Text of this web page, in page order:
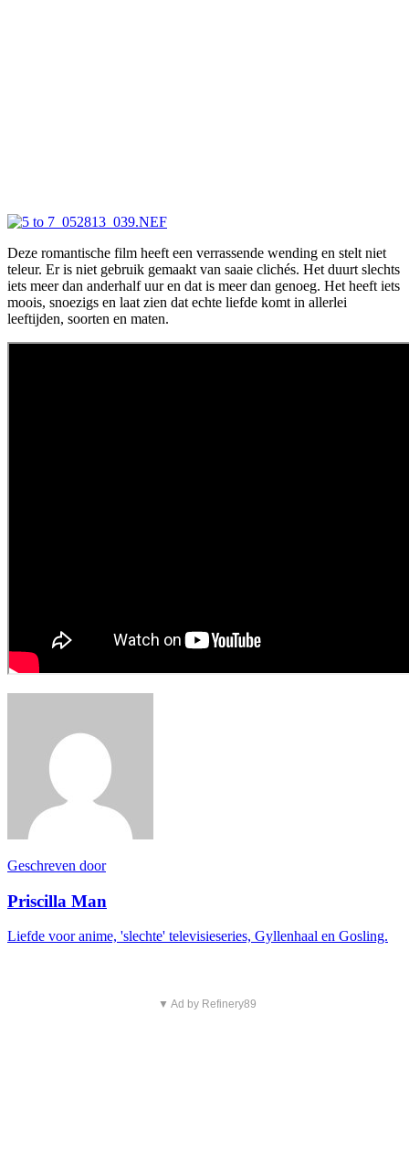
Deze romantische film heeft een verrassende wending en stelt niet
teleur. Er is niet gebruik gemaakt van saaie clichés. Het duurt slechts
iets meer dan anderhalf uur en dat is meer dan genoeg. Het heeft iets
moois, snoezigs en laat zien dat echte liefde komt in allerlei
leeftijden, soorten en maten.
Geschreven door
Priscilla Man
Liefde voor anime, 'slechte' televisieseries, Gyllenhaal en Gosling.
▼ Ad by Refinery89